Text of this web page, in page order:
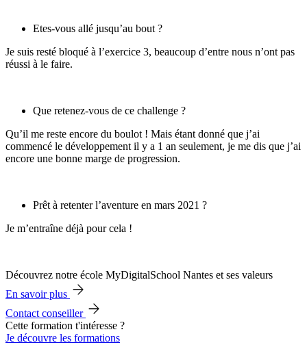
Etes-vous allé jusqu’au bout ?
Je suis resté bloqué à l’exercice 3, beaucoup d’entre nous n’ont pas
réussi à le faire.
Que retenez-vous de ce challenge ?
Qu’il me reste encore du boulot ! Mais étant donné que j’ai
commencé le développement il y a 1 an seulement, je me dis que j’ai
encore une bonne marge de progression.
Prêt à retenter l’aventure en mars 2021 ?
Je m’entraîne déjà pour cela !
Découvrez notre école MyDigitalSchool Nantes et ses valeurs
En savoir plus
Contact conseiller
Cette formation t'intéresse ?
Je découvre les formations